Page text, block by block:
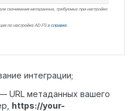
интеграции;
URL метаданных вашего
https://your-